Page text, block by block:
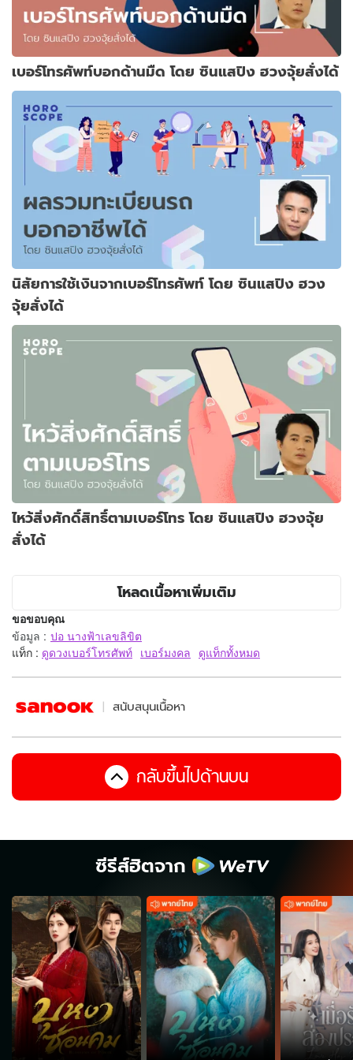
เบอร์โทรศัพท์บอกด้านมืด โดย ซินแสปิง ฮวงจุ้ยสั่งได้
นิสัยการใช้เงินจากเบอร์โทรศัพท์ โดย ซินแสปิง ฮวง
จุ้ยสั่งได้
ไหว้สิ่งศักดิ์สิทธิ์ตามเบอร์โทร โดย ซินแสปิง ฮวงจุ้ย
สั่งได้
โหลดเนื้อหาเพิ่มเติม
ขอขอบคุณ
ข้อมูล : ปอ นางฟ้าเลขลิขิต
แท็ก : ดูดวงเบอร์โทรศัพท์ เบอร์มงคล ดูแท็กทั้งหมด
สนับสนุนเนื้อหา
กลับขึ้นไปด้านบน
ซีรีส์ฮิตจาก